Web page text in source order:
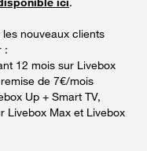
les nouveaux clients
:
12 mois sur Livebox
de 7€/mois
Up + Smart TV,
Livebox Max et Livebox